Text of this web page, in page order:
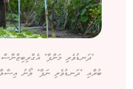
"ދަނޑުވެރި މަންފާ"
ބުރާއި "ދަނޑުވެރި ނަފާ" ލޯނު